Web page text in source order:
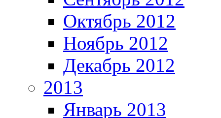
Октябрь 2012
Ноябрь 2012
Декабрь 2012
2013
Январь 2013